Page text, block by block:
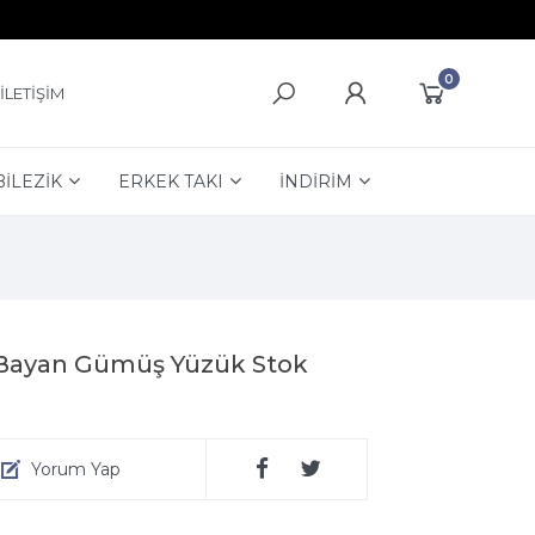
İLETİŞİM
0
ERKEK TAKI İNDİRİM
Gümüş Yüzük Stok
Yorum Yap